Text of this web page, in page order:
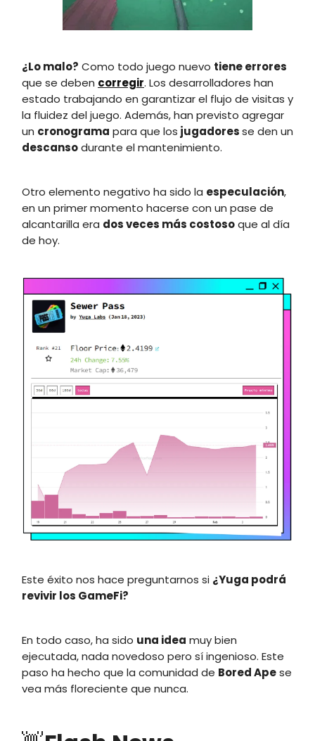
¿Lo malo? Como todo juego nuevo tiene errores
que se deben corregir. Los desarrolladores han
estado trabajando en garantizar el flujo de visitas y
la fluidez del juego. Además, han previsto agregar
un cronograma para que los jugadoresse den un
descansodurante el mantenimiento.
Otro elemento negativo ha sido la especulación,
en un primer momento hacerse con un pase de
alcantarilla era dos veces más costosoque al día
de hoy.
Este éxito nos hace preguntarnos si ¿Yuga podrá
revivir los GameFi?
En todo caso, ha sido una idea muy bien
ejecutada, nada novedoso pero sí ingenioso. Este
paso ha hecho que la comunidad de Bored Apese
vea más floreciente que nunca.